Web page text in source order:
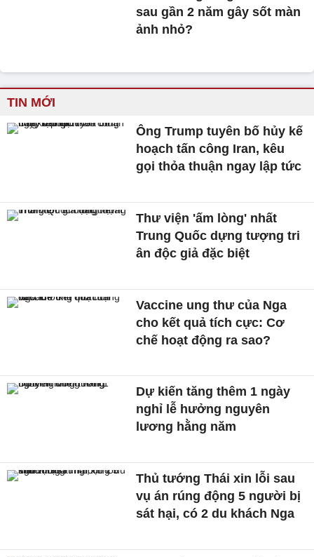
sau gần 2 năm gây sốt màn
ảnh nhỏ?
TIN MỚI
Ông Trump tuyên bố hủy kế
hoạch tấn công Iran, kêu
gọi thỏa thuận ngay lập tức
Thư viện 'ấm lòng' nhất
Trung Quốc dựng tượng tri
ân độc giả đặc biệt
Vaccine ung thư của Nga
cho kết quả tích cực: Cơ
chế hoạt động ra sao?
Dự kiến tăng thêm 1 ngày
nghỉ lễ hưởng nguyên
lương hằng năm
Thủ tướng Thái xin lỗi sau
vụ án rúng động 5 người bị
sát hại, có 2 du khách Nga